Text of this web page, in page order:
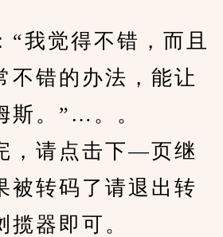
觉得不错，而且
不错的办法，能让
斯。”…。。
请点击下—页继
被转码了请退出转
器即可。